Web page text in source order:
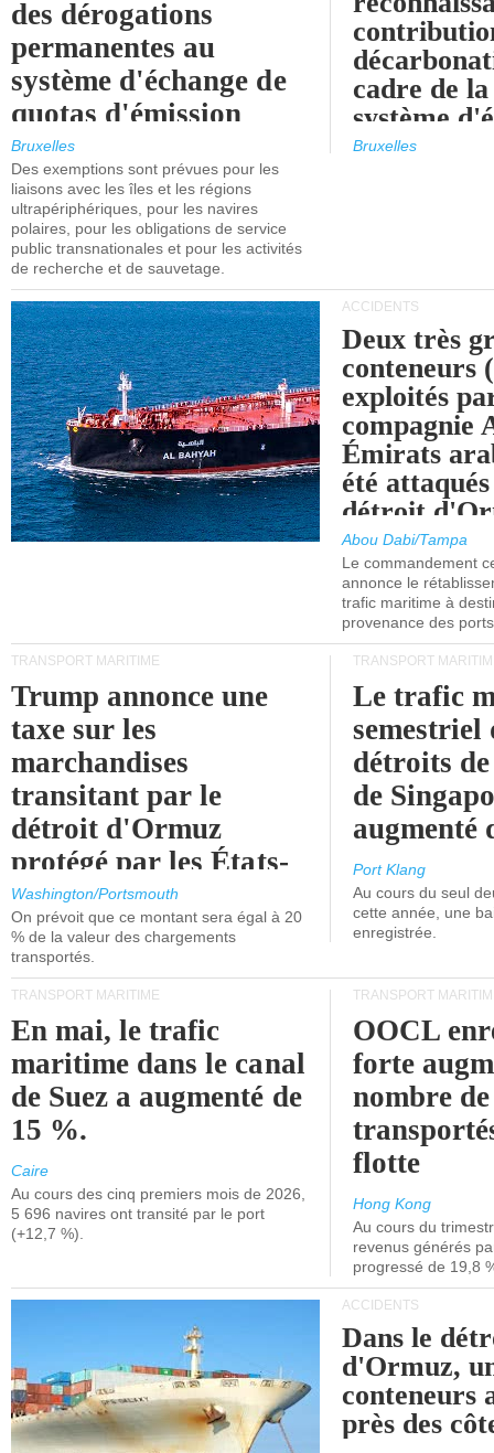
des dérogations
permanentes au
système d'échange de
quotas d'émission
maritimes de l'UE
après 2030.
Bruxelles
Des exemptions sont prévues pour les
liaisons avec les îles et les régions
ultrapériphériques, pour les navires
polaires, pour les obligations de service
public transnationales et pour les activités
de recherche et de sauvetage.
cadre de
système
quotas
Bruxelles
ACCIDENTS
Deux très
conteneurs
exploités
compagnie
Émirats
été
détroit
Abou Dabi/Tampa
Le commandement
annonce le
trafic maritime à
provenance des
TRANSPORT MARITIME
Trump annonce une
taxe sur les
marchandises
transitant par le
détroit d'Ormuz
protégé par les États-
Unis.
Washington/Portsmouth
On prévoit que ce montant sera égal à 20
% de la valeur des chargements
transportés.
TRANSPORT
Le trafic
semestriel
détroits
de
augmenté
Port Klang
Au cours du seul
cette année, une
enregistrée.
TRANSPORT MARITIME
En mai, le trafic
maritime dans le canal
de Suez a augmenté de
15 %.
Caire
Au cours des cinq premiers mois de 2026,
5 696 navires ont transité par le port
(+12,7 %).
TRANSPORT
OOCL
forte
nombre
flotte
Hong Kong
Au cours du
revenus générés
progressé de 19,8
ACCIDENTS
Dans le
d'Ormuz,
conteneurs
près des